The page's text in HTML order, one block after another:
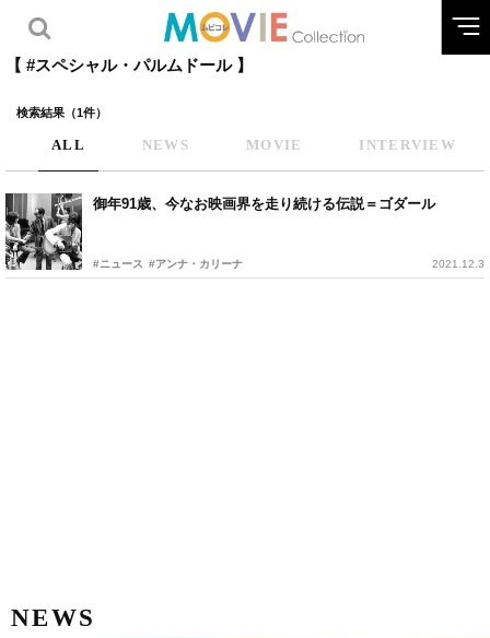
【 #スペシャル・パルムドール 】
検索結果（1件）
ALL NEWS MOVIE INTERVIEW
御年91歳、今なお映画界を走り続ける伝説＝ゴダール
#ニュース #アンナ・カリーナ 2021.12.3
NEWS